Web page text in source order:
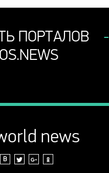
ПОРТАЛОВ
news
В